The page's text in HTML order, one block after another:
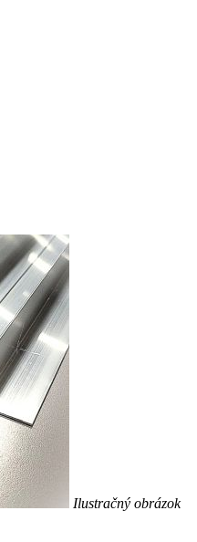
Ilustračný obrázok